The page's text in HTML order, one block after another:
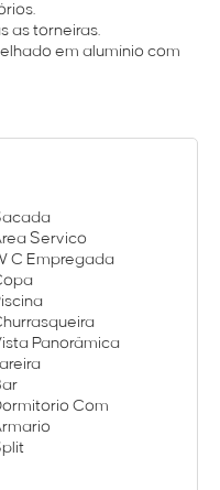
as torneiras.
em alumínio com
Servico
C Empregada
Panorâmica
Com